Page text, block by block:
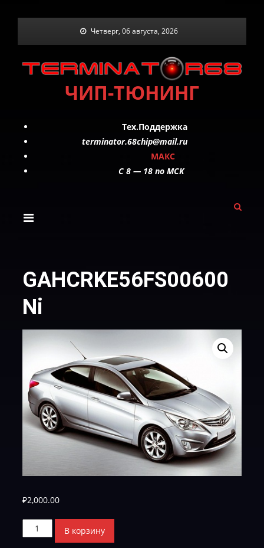
Четверг, 06 августа, 2026
ЧИП-ТЮНИНГ
Тех.Поддержка
terminator.68chip@mail.ru
МАКС
C 8 — 18 по МСК
GAHCRKE56FS00600
Ni
₽2,000.00
Количество
товара
В корзину